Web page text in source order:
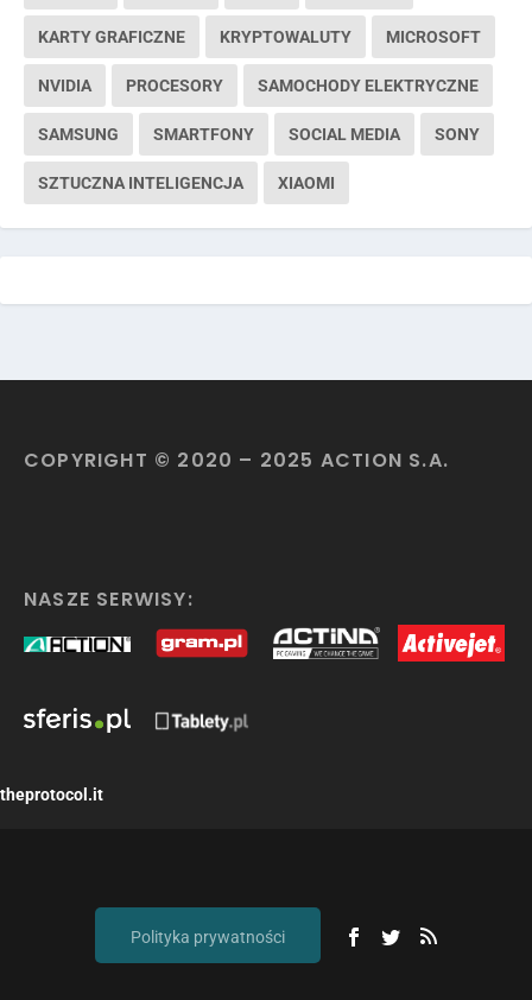
KARTY GRAFICZNE KRYPTOWALUTY MICROSOFT
NVIDIA PROCESORY SAMOCHODY ELEKTRYCZNE
SAMSUNG SMARTFONY SOCIAL MEDIA SONY
SZTUCZNA INTELIGENCJA XIAOMI
COPYRIGHT © 2020 – 2025 ACTION S.A.
NASZE SERWISY:
theprotocol.it
Polityka prywatności